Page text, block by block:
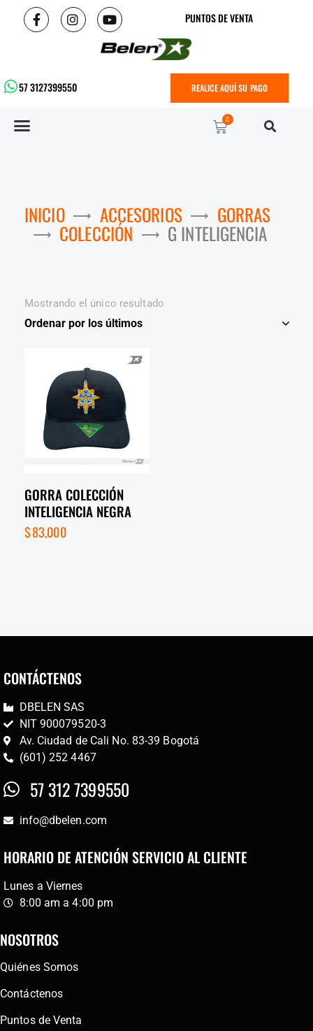
PUNTOS DE VENTA
57 3127399550 REALICE AQUÍ SU PAGO
0
INICIO ACCESORIOS GORRAS
COLECCIÓN G INTELIGENCIA
Mostrando el único resultado
GORRA COLECCIÓN
INTELIGENCIA NEGRA
$83,000
CONTÁCTENOS
DBELEN SAS
NIT 900079520-3
Av. Ciudad de Cali No. 83-39 Bogotá
(601) 252 4467
57 312 7399550
info@dbelen.com
HORARIO DE ATENCIÓN SERVICIO AL CLIENTE
Lunes a Viernes
8:00 am a 4:00 pm
NOSOTROS
Quiénes Somos
Contáctenos
Puntos de Venta